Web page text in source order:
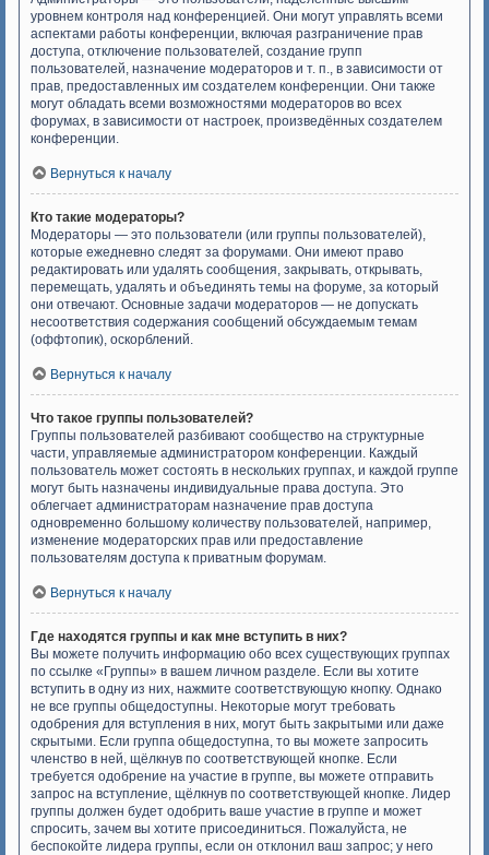
уровнем контроля над конференцией. Они могут управлять всеми
аспектами работы конференции, включая разграничение прав
доступа, отключение пользователей, создание групп
пользователей, назначение модераторов и т. п., в зависимости от
прав, предоставленных им создателем конференции. Они также
могут обладать всеми возможностями модераторов во всех
форумах, в зависимости от настроек, произведённых создателем
конференции.
Вернуться к началу
Кто такие модераторы?
Модераторы — это пользователи (или группы пользователей),
которые ежедневно следят за форумами. Они имеют право
редактировать или удалять сообщения, закрывать, открывать,
перемещать, удалять и объединять темы на форуме, за который
они отвечают. Основные задачи модераторов — не допускать
несоответствия содержания сообщений обсуждаемым темам
(оффтопик), оскорблений.
Вернуться к началу
Что такое группы пользователей?
Группы пользователей разбивают сообщество на структурные
части, управляемые администратором конференции. Каждый
пользователь может состоять в нескольких группах, и каждой группе
могут быть назначены индивидуальные права доступа. Это
облегчает администраторам назначение прав доступа
одновременно большому количеству пользователей, например,
изменение модераторских прав или предоставление
пользователям доступа к приватным форумам.
Вернуться к началу
Где находятся группы и как мне вступить в них?
Вы можете получить информацию обо всех существующих группах
по ссылке «Группы» в вашем личном разделе. Если вы хотите
вступить в одну из них, нажмите соответствующую кнопку. Однако
не все группы общедоступны. Некоторые могут требовать
одобрения для вступления в них, могут быть закрытыми или даже
скрытыми. Если группа общедоступна, то вы можете запросить
членство в ней, щёлкнув по соответствующей кнопке. Если
требуется одобрение на участие в группе, вы можете отправить
запрос на вступление, щёлкнув по соответствующей кнопке. Лидер
группы должен будет одобрить ваше участие в группе и может
спросить, зачем вы хотите присоединиться. Пожалуйста, не
беспокойте лидера группы, если он отклонил ваш запрос; у него